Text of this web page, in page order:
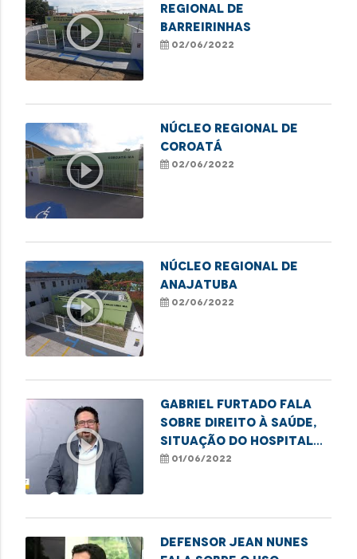
play_circle_outline
REGIONAL DE
BARREIRINHAS
02/06/2022
play_circle_outline
NÚCLEO REGIONAL DE
COROATÁ
02/06/2022
play_circle_outline
NÚCLEO REGIONAL DE
ANAJATUBA
02/06/2022
play_circle_outline
Gabriel Furtado fala
sobre direito à saúde,
situação do Hospital
da Criança, dentre
01/06/2022
Defensor Jean Nunes